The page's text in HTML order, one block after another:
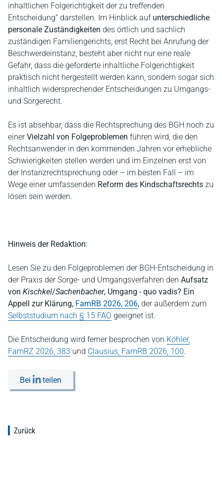
inhaltlichen Folgerichtigkeit der zu treffenden
Entscheidung“ darstellen. Im Hinblick auf unterschiedliche
personale Zuständigkeiten des örtlich und sachlich
zuständigen Familiengerichts, erst Recht bei Anrufung der
Beschwerdeinstanz, besteht aber nicht nur eine reale
Gefahr, dass die geforderte inhaltliche Folgerichtigkeit
praktisch nicht hergestellt werden kann, sondern sogar sich
inhaltlich widersprechender Entscheidungen zu Umgangs-
und Sorgerecht.
Es ist absehbar, dass die Rechtsprechung des BGH noch zu
einerVielzahl von Folgeproblemen führen wird, die den
Rechtsanwender in den kommenden Jahren vor erhebliche
Schwierigkeiten stellen werden und im Einzelnen erst von
der Instanzrechtsprechung oder – im besten Fall – im
Wege einer umfassenden Reform des Kindschaftsrechts zu
lösen sein werden.
Hinweis der Redaktion:
Lesen Sie zu den Folgeproblemen der BGH-Entscheidung in
der Praxis der Sorge- und Umgangsverfahren den Aufsatz
von Kischkel/Sachenbacher, Umgang - quo vadis? Ein
Appell zur Klärung, FamRB 2026, 206, der außerdem zum
Selbststudium nach § 15 FAO geeignet ist.
Die Entscheidung wird ferner besprochen von Köhler,
FamRZ 2026, 383 und Clausius, FamRB 2026, 100.
Bei teilen
Zurück